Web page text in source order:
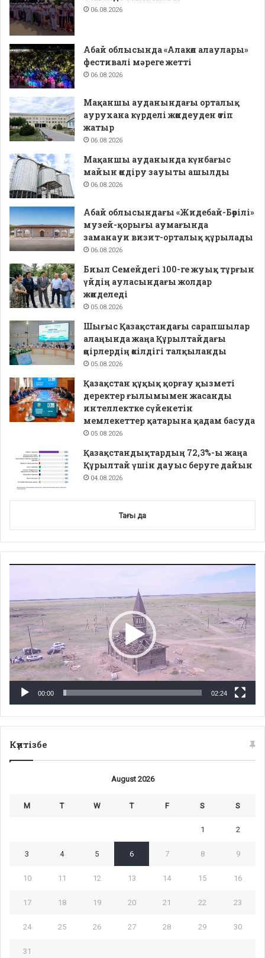
06.08.2026
Абай облысында «Алакөл алаулары»
фестивалі мәреге жетті
06.08.2026
Мақаншы ауданындағы орталық
аурухана күрделі жөндеуден өтіп
жатыр
06.08.2026
Мақаншы ауданында күнбағыс
майын өндіру зауыты ашылды
06.08.2026
Абай облысындағы «Жидебай-Бөрілі»
музей-қорығы аумағында
заманауи визит-орталық құрылады
06.08.2026
Биыл Семейдегі 100-ге жуық тұрғын
үйдің ауласындағы жолдар
жөнделеді
05.08.2026
Шығыс Қазақстандағы сарапшылар
алаңында жаңа Құрылтайдағы
өңірлердің өкілдігі талқыланды
05.08.2026
Қазақстан құқық қорғау қызметі
деректер ғылымымен жасанды
интеллектке сүйенетін
мемлекеттер қатарына қадам басуда
05.08.2026
Қазақстандықтардың 72,3%-ы жаңа
Құрылтай үшін дауыс беруге дайын
04.08.2026
Тағы да
00:00 02:24
Күнтізбе
August 2026
M T W T F S S
1 2
3 4 5 6 7 8 9
10 11 12 13 14 15 16
17 18 19 20 21 22 23
24 25 26 27 28 29 30
31